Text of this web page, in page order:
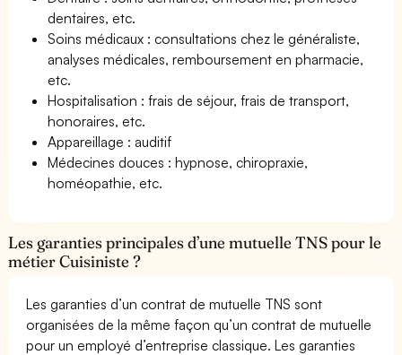
dentaires, etc.
Soins médicaux : consultations chez le généraliste,
analyses médicales, remboursement en pharmacie,
etc.
Hospitalisation : frais de séjour, frais de transport,
honoraires, etc.
Appareillage : auditif
Médecines douces : hypnose, chiropraxie,
homéopathie, etc.
Les garanties principales d’une mutuelle TNS pour le
métier Cuisiniste ?
Les garanties d’un contrat de mutuelle TNS sont
organisées de la même façon qu’un contrat de mutuelle
pour un employé d’entreprise classique. Les garanties